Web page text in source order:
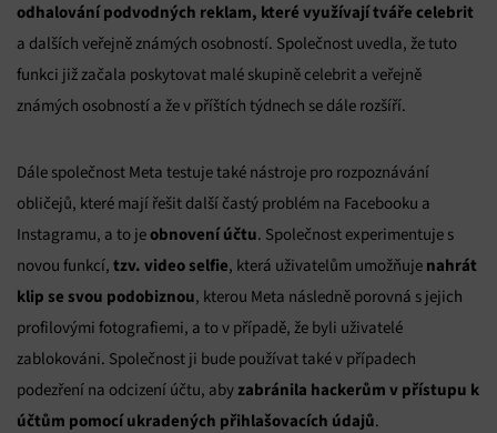
odhalování podvodných reklam, které využívají tváře celebrit
a dalších veřejně známých osobností. Společnost uvedla, že tuto
funkci již začala poskytovat malé skupině celebrit a veřejně
známých osobností a že v příštích týdnech se dále rozšíří.
Dále společnost Meta testuje také nástroje pro rozpoznávání
obličejů, které mají řešit další častý problém na Facebooku a
Instagramu, a to jeobnovení účtu. Společnost experimentuje s
novou funkcí, tzv. video selfie, která uživatelům umožňuje nahrát
klip se svou podobiznou, kterou Meta následně porovná s jejich
profilovými fotografiemi, a to v případě, že byli uživatelé
zablokováni. Společnost ji bude používat také v případech
podezření na odcizení účtu, abyzabránila hackerům v přístupu k
účtům pomocí ukradených přihlašovacích údajů.